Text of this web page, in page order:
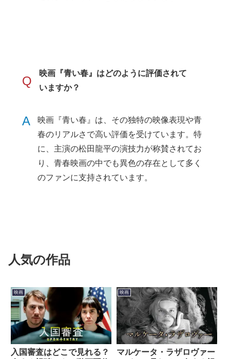
Q
映画『青い春』はどのように評価されて
いますか？
A
映画『青い春』は、その独特の映像表現や青
春のリアルさで高い評価を受けています。特
に、主演の松田龍平の演技力が称賛されてお
り、青春映画の中でも異色の存在として多く
のファンに支持されています。
人気の作品
映画
入国審査はどこで見れる？
映画
マルケータ・ラザロヴァー